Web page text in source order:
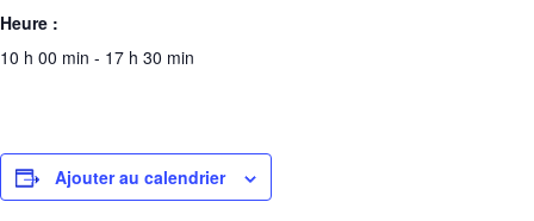
Heure :
10 h 00 min - 17 h 30 min
Ajouter au calendrier